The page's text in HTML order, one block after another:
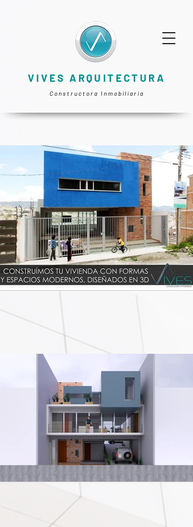
VIVES ARQUITECTURA
Constructora Inmobiliaria